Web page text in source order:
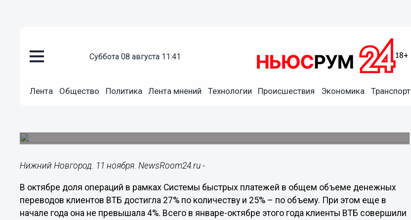
суббота 08 августа 11:41
Лента Общество Политика Лента мнений Технологии Происшествия Экономика Транспорт
Доля СБП достигла четверти от всех переводов клиентов
Нижний Новгород. 11 ноября. NewsRoom24.ru -
В октябре доля операций в рамках Системы быстрых платежей в общем объеме денежных
переводов клиентов ВТБ достигла 27% по количеству и 25% – по объему. При этом еще в
начале года она не превышала 4%. Всего в январе-октябре этого года клиенты ВТБ совершили